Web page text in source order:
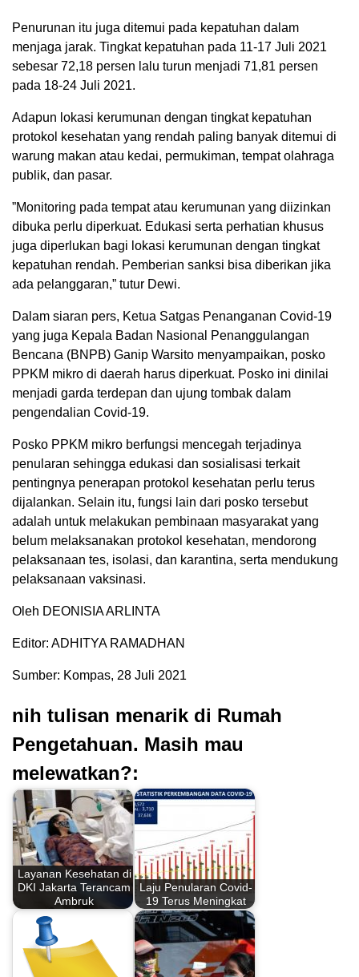
Penurunan itu juga ditemui pada kepatuhan dalam
menjaga jarak. Tingkat kepatuhan pada 11-17 Juli 2021
sebesar 72,18 persen lalu turun menjadi 71,81 persen
pada 18-24 Juli 2021.
Adapun lokasi kerumunan dengan tingkat kepatuhan
protokol kesehatan yang rendah paling banyak ditemui di
warung makan atau kedai, permukiman, tempat olahraga
publik, dan pasar.
”Monitoring pada tempat atau kerumunan yang diizinkan
dibuka perlu diperkuat. Edukasi serta perhatian khusus
juga diperlukan bagi lokasi kerumunan dengan tingkat
kepatuhan rendah. Pemberian sanksi bisa diberikan jika
ada pelanggaran,” tutur Dewi.
Dalam siaran pers, Ketua Satgas Penanganan Covid-19
yang juga Kepala Badan Nasional Penanggulangan
Bencana (BNPB) Ganip Warsito menyampaikan, posko
PPKM mikro di daerah harus diperkuat. Posko ini dinilai
menjadi garda terdepan dan ujung tombak dalam
pengendalian Covid-19.
Posko PPKM mikro berfungsi mencegah terjadinya
penularan sehingga edukasi dan sosialisasi terkait
pentingnya penerapan protokol kesehatan perlu terus
dijalankan. Selain itu, fungsi lain dari posko tersebut
adalah untuk melakukan pembinaan masyarakat yang
belum melaksanakan protokol kesehatan, mendorong
pelaksanaan tes, isolasi, dan karantina, serta mendukung
pelaksanaan vaksinasi.
Oleh DEONISIA ARLINTA
Editor: ADHITYA RAMADHAN
Sumber: Kompas, 28 Juli 2021
nih tulisan menarik di Rumah
Pengetahuan. Masih mau
melewatkan?:
Layanan Kesehatan di
DKI Jakarta Terancam
Ambruk
Laju Penularan Covid-
19 Terus Meningkat